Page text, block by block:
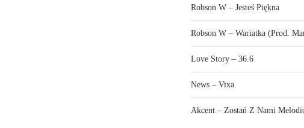
Robson W – Jesteś Piękna
Robson W – Wariatka (Prod.
Love Story – 36.6
News – Vixa
Akcent – Zostań Z Nami